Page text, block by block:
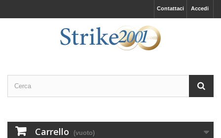
Accedi
Contattaci
Carrello (vuoto)